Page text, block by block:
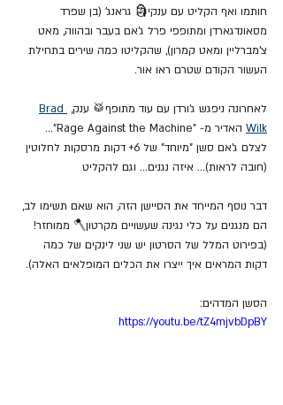
חותמו ואף הקליט עם ענקי🗿 גראנג' (בן שפרד
מסאונדגארדן ומתופפי פרל ג'אם בעבר ובהווה, מאט
צ'מברליין ומאט קמרון), שהקליטו כמה שירים בתחילת
העשור הקודם שטרם ראו אור.
לאחרונה ניפגש ג'ורדן עם עוד מתופף🥁 ענק,
Brad
Wilk
האדיר מ- "Rage Against the Machine"...
לצלם ג'אם סשן "מיוחד" של 6+ דקות מרסקות לחלוטין
(חובה לראות)... איזה נגנים... וגם להקליט
דבר נוסף המייחד את הסיישן הזה, הוא שאם תשימו לב,
הם מנגנים על כלי נגינה שעשויים מקרטון🪓 ממוחזר!
(בפירוט המלל של הסרטון יש שני לינקים של כמה
דקות המראים איך ייצרו את הכלים המופלאים האלה).
הסשן המדהים:
https://youtu.be/tZ4mjvbDpBY